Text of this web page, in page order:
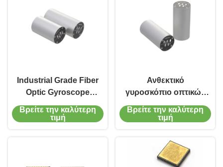
Industrial Grade Fiber
Optic Gyroscope
MFOG-24 ±500°/s
Range ≤1.5W Low
Βρείτε την καλύτερη
τιμή
Ανθεκτικό
γυροσκόπιο οπτικών
ινών MFOG-24 με
αντοχή σε δονήσεις
γωνιακή ταχύτητα
500°/s για ναυσιπλοΐα
Βρείτε την καλύτερη
τιμή